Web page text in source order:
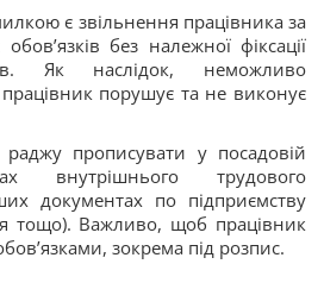
є звільнення працівника за
без належної фіксації
Як наслідок, неможливо
порушує та не виконує
раджу прописувати у посадовій
внутрішнього трудового
документах по підприємству
тощо). Важливо, щоб працівник
зокрема під розпис.